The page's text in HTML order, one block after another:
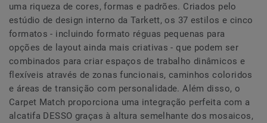
uma riqueza de cores, formas e padrões. Criados pelo
estúdio de design interno da Tarkett, os 37 estilos e cinco
formatos - incluindo formato réguas pequenas para
opções de layout ainda mais criativas - que podem ser
combinados para criar espaços de trabalho dinâmicos e
flexíveis através de zonas funcionais, caminhos coloridos
e áreas de transição com personalidade. Além disso, o
Carpet Match proporciona uma integração perfeita com a
alcatifa DESSO graças à altura semelhante dos mosaicos,